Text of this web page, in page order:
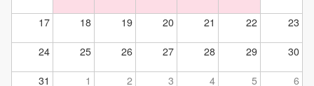
17 18 19 20 21 22 23
24 25 26 27 28 29 30
31 1 2 3 4 5 6